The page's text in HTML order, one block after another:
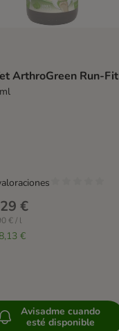
ArthroGreen Run-Fit
€
€ / l
€
Avisadme cuando
esté disponible